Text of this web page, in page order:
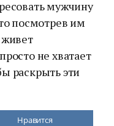
мужчину
посмотрев им
не хватает
раскрыть эти
Нравится